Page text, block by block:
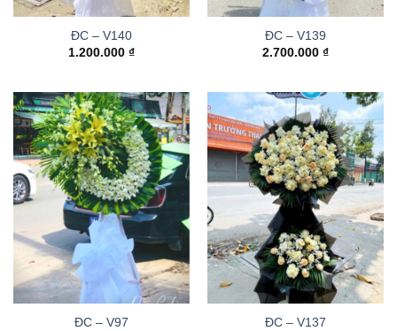
ĐC – V140
1.200.000 ₫
ĐC – V139
2.700.000 ₫
ĐC – V97
ĐC – V137